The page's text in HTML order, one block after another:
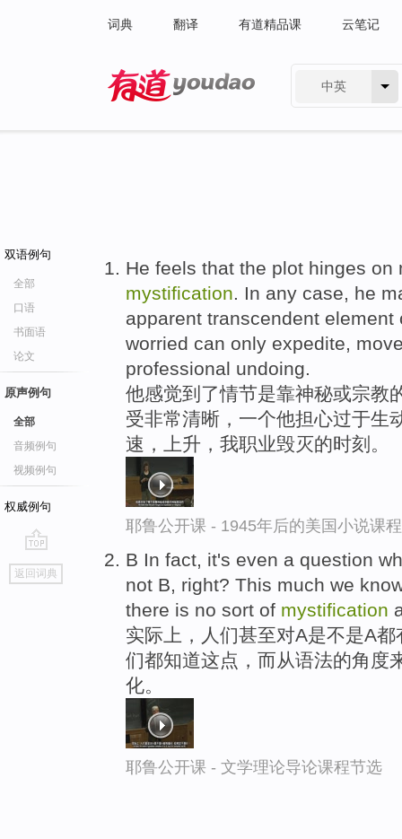
词典 翻译 有道精品课 云笔记
中英
双语例句
全部
口语
书面语
论文
原声例句
全部
音频例句
视频例句
权威例句
go
top
返回词典
He feels that the plot hinges
mystification. In any case, he
apparent transcendent
worried can only expedite,
professional undoing.
他感觉到了情节是靠神秘或宗教
受非常清晰，一个他担心过于生
速，上升，我职业毁灭的时刻。
耶鲁公开课 - 1945年后的美国小说课
B In fact, it's even a question
not B, right? This much we
there is no sort of mystification
实际上，人们甚至对A是不是A
们都知道这点，而从语法的角度
化。
耶鲁公开课 - 文学理论导论课程节选